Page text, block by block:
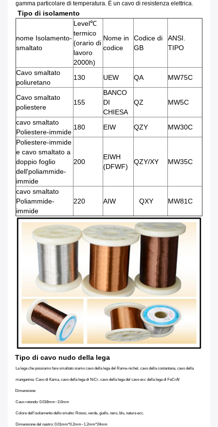
gamma particolare di temperatura. È un cavo di resistenza elettrica.
Tipo di isolamento
nome Isolamento-
smaltato
Level℃
termico
(orario di
lavoro
2000h)
Nome in
codice
Codice di
GB
ANSI.
TIPO
Cavo smaltato
poliuretano
130 UEW QA MW75C
Cavo smaltato
poliestere
155
BANCO
DI
CHIESA
QZ MW5C
cavo smaltato
Poliestere-immide
180 EIW QZY
MW30C
Poliestere-immide
e cavo smaltato a
doppio foglio
dell'poliammide-
immide
200
EIWH
(DFWF)
QZY/XY MW35C
cavo smaltato
Poliammide-
immide
220 AIW QXY MW81C
Tipo di cavo nudo della lega
La lega che possiamo fare smaltato siamo cavo della lega del Rame-nichel, cavo della costantana, cavo della
manganina. Cavo di Kama, cavo della lega di NiCr, cavo della lega del cavo ecc della lega di FeCrAl
Dimensione:
Cavo rotondo: 0.018mm~3.0mm
Colore dell'isolamento dello smalto: Rosso, verde, giallo, nero, blu, natura ecc.
Dimensione del nastro: 0.01mm*0.2mm~1.2mm*24mm